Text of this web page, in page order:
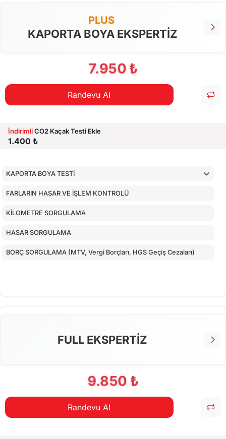
PLUS
KAPORTA BOYA EKSPERTİZ
7.950 ₺
Randevu Al
İndirimliCO2 Kaçak Testi Ekle
1.400 ₺
KAPORTA BOYA TESTİ
FARLARIN HASAR VE İŞLEM KONTROLÜ
KİLOMETRE SORGULAMA
HASAR SORGULAMA
BORÇ SORGULAMA (MTV, Vergi Borçları, HGS Geçiş Cezaları)
FULL EKSPERTİZ
9.850 ₺
Randevu Al